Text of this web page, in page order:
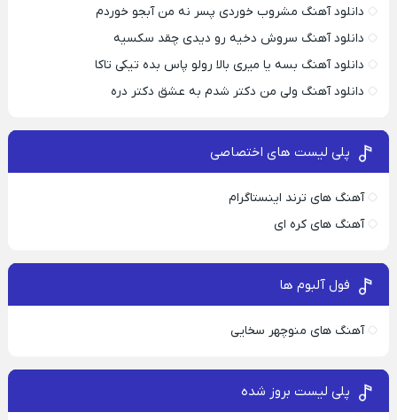
دانلود آهنگ مشروب خوردی پسر نه من آبجو خوردم
دانلود آهنگ سروش دخیه رو دیدی چقد سکسیه
دانلود آهنگ بسه یا میری بالا رولو پاس بده تیکی تاکا
دانلود آهنگ ولی من دکتر شدم به عشق دکتر دره
پلی لیست های اختصاصی
آهنگ های ترند اینستاگرام
آهنگ های کره ای
فول آلبوم ها
آهنگ های منوچهر سخایی
پلی لیست بروز شده